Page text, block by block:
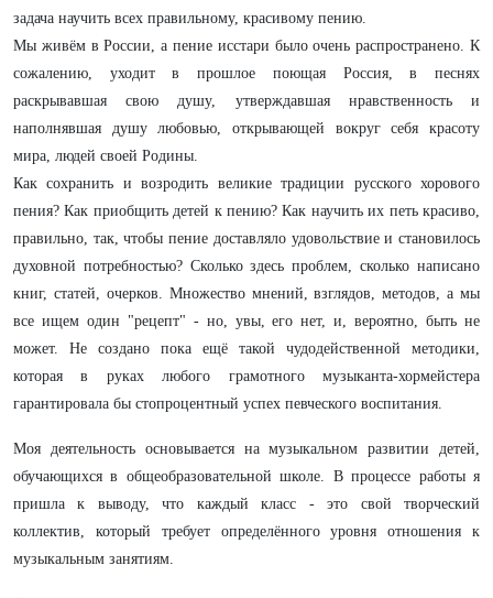
задача научить всех правильному, красивому пению.
Мы живём в России, а пение исстари было очень распространено. К
сожалению, уходит в прошлое поющая Россия, в песнях
раскрывавшая свою душу, утверждавшая нравственность и
наполнявшая душу любовью, открывающей вокруг себя красоту
мира, людей своей Родины.
Как сохранить и возродить великие традиции русского хорового
пения? Как приобщить детей к пению? Как научить их петь красиво,
правильно, так, чтобы пение доставляло удовольствие и становилось
духовной потребностью? Сколько здесь проблем, сколько написано
книг, статей, очерков. Множество мнений, взглядов, методов, а мы
все ищем один "рецепт" - но, увы, его нет, и, вероятно, быть не
может. Не создано пока ещё такой чудодейственной методики,
которая в руках любого грамотного музыканта-хормейстера
гарантировала бы стопроцентный успех певческого воспитания.
Моя деятельность основывается на музыкальном развитии детей,
обучающихся в общеобразовательной школе. В процессе работы я
пришла к выводу, что каждый класс - это свой творческий
коллектив, который требует определённого уровня отношения к
музыкальным занятиям.